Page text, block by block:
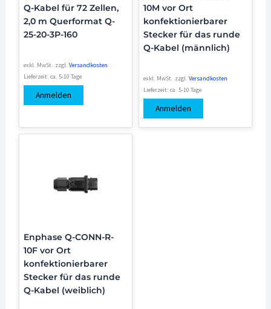
Q-Kabel für 72 Zellen,
2,0 m Querformat Q-
25-20-3P-160
exkl. MwSt. zzgl.Versandkosten
Lieferzeit:ca. 5-10 Tage
Anmelden
10M vor Ort
konfektionierbarer
Stecker für das runde
Q-Kabel (männlich)
exkl. MwSt. zzgl. Versandkosten
Lieferzeit: ca. 5-10 Tage
Anmelden
Enphase Q-CONN-R-
10F vor Ort
konfektionierbarer
Stecker für das runde
Q-Kabel (weiblich)